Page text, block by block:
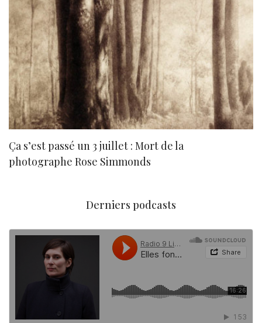
Ça s’est passé un 3 juillet : Mort de la
photographe Rose Simmonds
Derniers podcasts